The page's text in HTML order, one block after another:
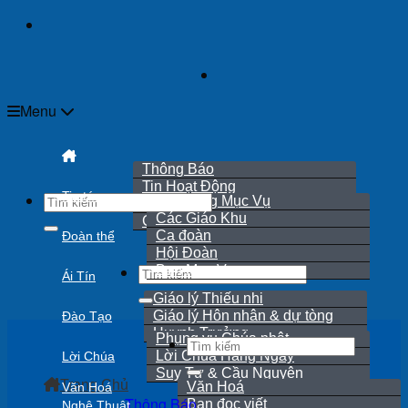
Skip
Menu
Tin tức
Thông Báo
Tin Hoạt Động
Rao Hôn Phối
Cáo Phó
Đoàn thể
Hội Đồng Mục Vụ
Các Giáo Khu
Ca đoàn
Hội Đoàn
Ban Mục Vụ
Ái Tín
Đào Tạo
Giáo lý Thiếu nhi
Giáo lý Hôn nhân & dự tòng
Huynh Trưởng
Lời Chúa
Phụng vụ Chúa nhật
Lời Chúa Hằng Ngày
Suy Tư & Cầu Nguyện
Văn Hoá
Văn Hoá
Bạn đọc viết
Trang Chủ